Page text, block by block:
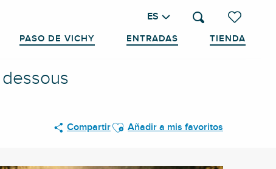
Voir les
Buscar
ES
PASO DE VICHY ENTRADAS TIENDA
CompartirAjouter aux favoris
Añadir a mis favoritos